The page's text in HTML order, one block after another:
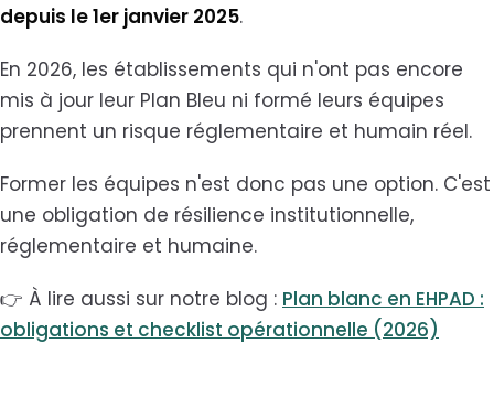
depuis le 1er janvier 2025.
En 2026, les établissements qui n'ont pas encore
mis à jour leur Plan Bleu ni formé leurs équipes
prennent un risque réglementaire et humain réel.
Former les équipes n'est donc pas une option. C'est
une obligation de résilience institutionnelle,
réglementaire et humaine.
👉 À lire aussi sur notre blog : Plan blanc en EHPAD :
obligations et checklist opérationnelle (2026)